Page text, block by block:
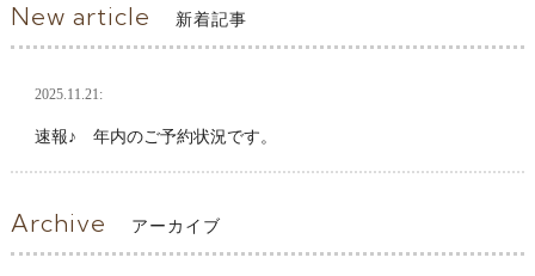
New article 新着記事
2025.11.21:
速報♪ 年内のご予約状況です。
Archive アーカイブ